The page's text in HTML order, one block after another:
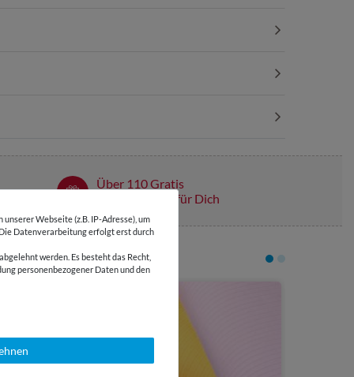
Über 110 Gratis
Schnittmuster für Dich
Webseite (z.B. IP-Adresse), um
Datenverarbeitung erfolgt erst durch
werden. Es besteht das Recht,
personenbezogener Daten und den